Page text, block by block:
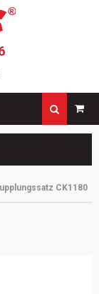
Suchbegriffe
CK1180